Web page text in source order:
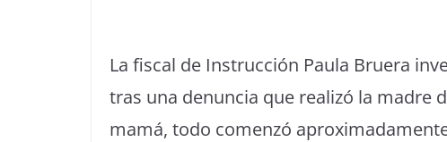
La fiscal de Instrucción Paula Bruera
tras una denuncia que realizó la madre
mamá, todo comenzó